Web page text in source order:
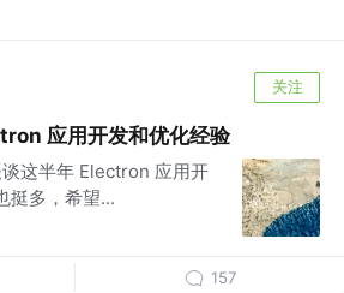
关注
应用开发和优化经验
这半年 Electron 应用开
挺多，希望...
157